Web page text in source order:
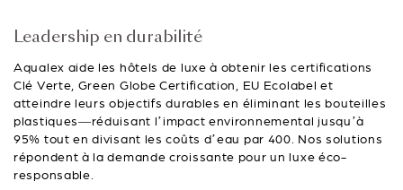
Leadership en durabilité
Aqualex aide les hôtels de luxe à obtenir les certifications
Clé Verte, Green Globe Certification, EU Ecolabel et
atteindre leurs objectifs durables en éliminant les bouteilles
plastiques—réduisant l’impact environnemental jusqu’à
95% tout en divisant les coûts d’eau par 400. Nos solutions
répondent à la demande croissante pour un luxe éco-
responsable.